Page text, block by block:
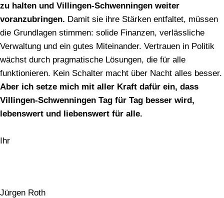
zu halten und Villingen-Schwenningen weiter
voranzubringen. Damit sie ihre Stärken entfaltet, müssen
die Grundlagen stimmen: solide Finanzen, verlässliche
Verwaltung und ein gutes Miteinander. Vertrauen in Politik
wächst durch pragmatische Lösungen, die für alle
funktionieren. Kein Schalter macht über Nacht alles besser.
Aber ich setze mich mit aller Kraft dafür ein, dass
Villingen-Schwenningen Tag für Tag besser wird,
lebenswert und liebenswert für alle.
Ihr
Jürgen Roth